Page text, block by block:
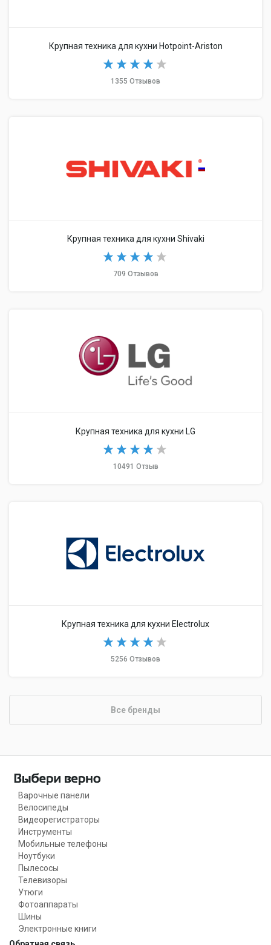
Крупная техника для кухни Hotpoint-Ariston
1355 Отзывов
Крупная техника для кухни Shivaki
709 Отзывов
Крупная техника для кухни LG
10491 Отзыв
Крупная техника для кухни Electrolux
5256 Отзывов
Все бренды
Варочные панели
Велосипеды
Видеорегистраторы
Инструменты
Мобильные телефоны
Ноутбуки
Пылесосы
Телевизоры
Утюги
Фотоаппараты
Шины
Электронные книги